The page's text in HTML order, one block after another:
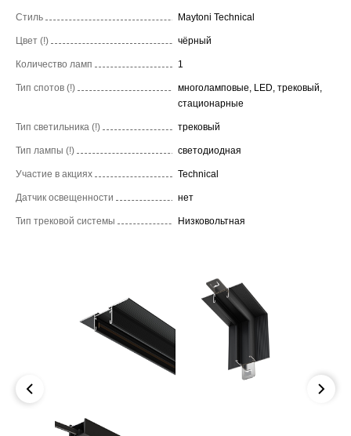
Стиль Maytoni Technical
Цвет (!) чёрный
Количество ламп 1
Тип спотов (!)
многоламповые, LED, трековый,
стационарные
Тип светильника (!) трековый
Тип лампы (!) светодиодная
Участие в акциях Technical
Датчик освещенности нет
Тип трековой системы Низковольтная